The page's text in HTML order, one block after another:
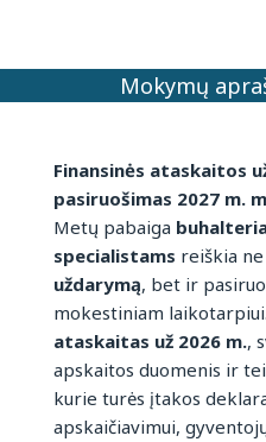
Mokymų
Finansinės ataskaitos
pasiruošimas 2027 m.
Metų pabaiga
specialistams reiškia
uždarymą, bet ir
mokestiniam
ataskaitas už 2026 m.,
apskaitos duomenis ir
kurie turės įtakos
apskaičiavimui,